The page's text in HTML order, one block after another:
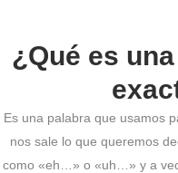
¿Qué es
Es una palabra que usamos
nos sale lo que queremos
como «eh…» o «uh…» y a